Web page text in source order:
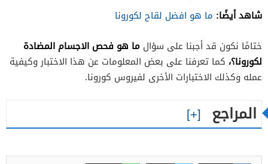
شاهد أيضًا: ما هو افضل لقاح لكورونا
ختامًا نكون قد أجبنا على سؤال ما هو فحص الاجسام المضادة
لكورونا؟، كما تعرفنا على بعض المعلومات عن هذا الاختبار وكيفية
عمله وكذلك الاختبارات الأخرى لفيروس كورونا.
المراجع